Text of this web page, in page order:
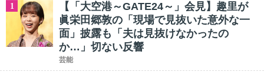
1
【「大空港～GATE24～」会見】趣里が
眞栄田郷敦の「現場で見抜いた意外な一
面」披露も「夫は見抜けなかったの
か…」切ない反響
芸能